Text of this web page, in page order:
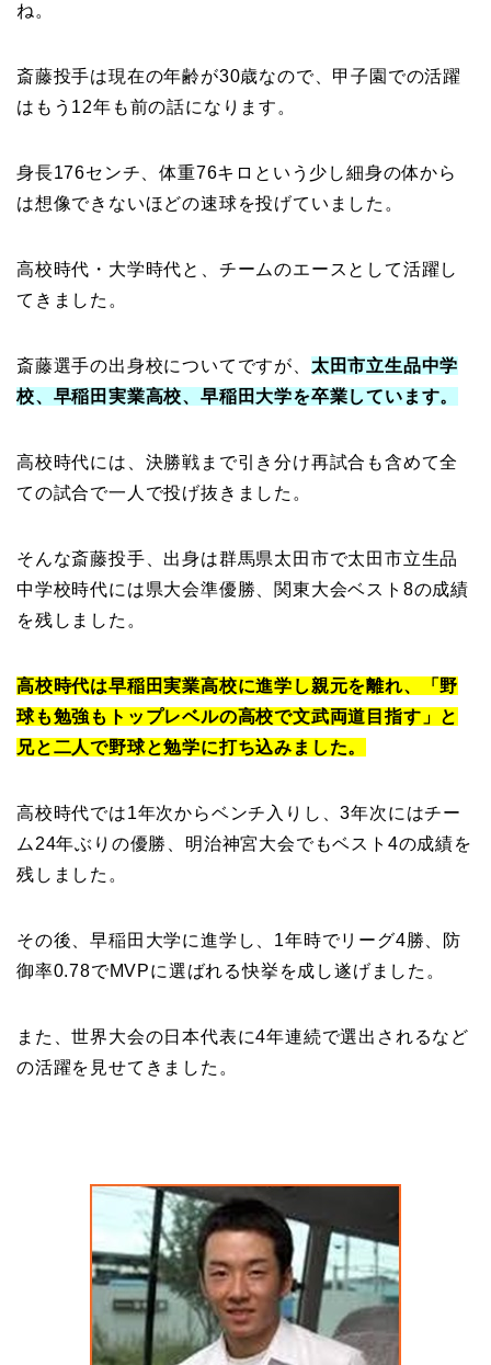
ね。
斎藤投手は現在の年齢が30歳なので、甲子園での活躍
はもう12年も前の話になります。
身長176センチ、体重76キロという少し細身の体から
は想像できないほどの速球を投げていました。
高校時代・大学時代と、チームのエースとして活躍し
てきました。
斎藤選手の出身校についてですが、 太田市立生品中学
校、早稲田実業高校、早稲田大学を卒業しています。
高校時代には、決勝戦まで引き分け再試合も含めて全
ての試合で一人で投げ抜きました。
そんな斎藤投手、出身は群馬県太田市で太田市立生品
中学校時代には県大会準優勝、関東大会ベスト8の成績
を残しました。
高校時代は早稲田実業高校に進学し親元を離れ、「野
球も勉強もトップレベルの高校で文武両道目指す」と
兄と二人で野球と勉学に打ち込みました。
高校時代では1年次からベンチ入りし、3年次にはチー
ム24年ぶりの優勝、明治神宮大会でもベスト4の成績を
残しました。
その後、早稲田大学に進学し、1年時でリーグ4勝、防
御率0.78でMVPに選ばれる快挙を成し遂げました。
また、世界大会の日本代表に4年連続で選出されるなど
の活躍を見せてきました。